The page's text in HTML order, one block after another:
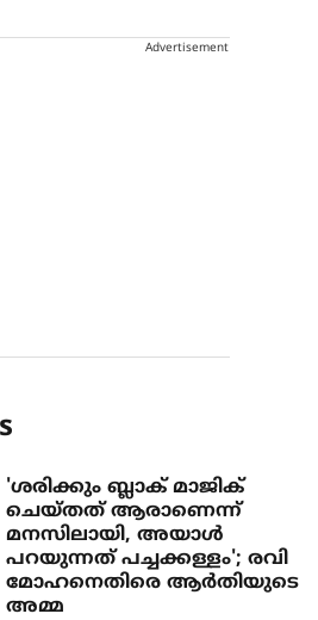
Advertisement
'ശരിക്കും ബ്ലാക് മാജിക്
ചെയ്തത് ആരാണെന്ന്
മനസിലായി, അയാൾ
പറയുന്നത് പച്ചക്കള്ളം'; രവി
മോഹനെതിരെ ആർതിയുടെ
അമ്മ